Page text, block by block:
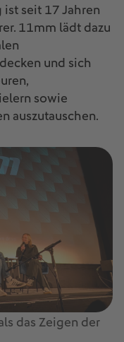
seit 17 Jahren
11mm lädt dazu
und sich
sowie
auszutauschen.
das Zeigen der